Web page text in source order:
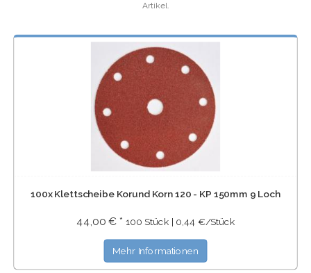
Artikel.
100x Klettscheibe Korund Korn 120 - KP 150mm 9 Loch
44,00 € * 100 Stück | 0,44 €/Stück
Mehr Informationen